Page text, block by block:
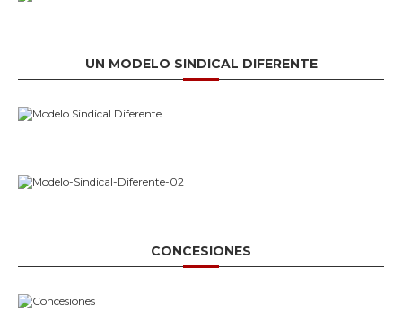
UN MODELO SINDICAL DIFERENTE
CONCESIONES